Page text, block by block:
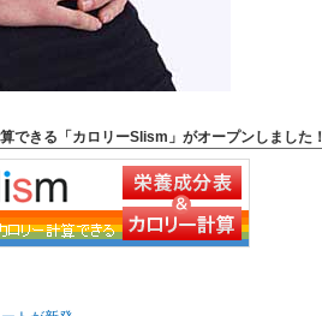
できる「カロリーSlism」がオープンしました！